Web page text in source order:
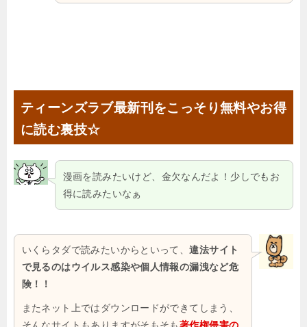
ティーンズラブ最新刊をこっそり無料やお得
に読む裏技☆
漫画を読みたいけど、金欠なんだよ！少しでもお
得に読みたいなぁ
いくらタダで読みたいからといって、違法サイト
で見るのはウイルス感染や個人情報の漏洩など危
険！！
またネット上ではダウンロードができてしまう、